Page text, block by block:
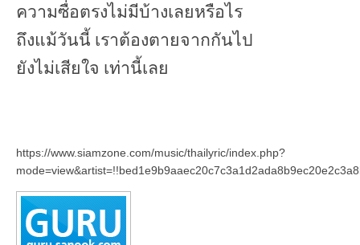
ความซื่อตรงไม่มีบ้างเลยหรือไร
ถึงแม้วันนี้ เราต้องตายจากกันไป
ยังไม่เสียใจ เท่านี้เลย
https://www.siamzone.com/music/thailyric/index.php?